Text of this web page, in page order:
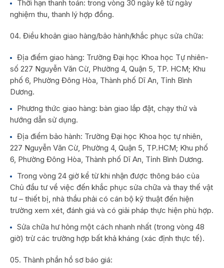
Thời hạn thanh toán: trong vòng 30 ngày kể từ ngày
nghiệm thu, thanh lý hợp đồng.
Điều khoản giao hàng/bảo hành/khắc phục sửa chữa:
Địa điểm giao hàng: Trường Đại học Khoa học Tự nhiên-
số 227 Nguyễn Văn Cừ, Phường 4, Quận 5, TP. HCM; Khu
phố 6, Phường Đông Hòa, Thành phố Dĩ An, Tỉnh Bình
Dương.
Phương thức giao hàng: bàn giao lắp đặt, chạy thử và
hướng dẫn sử dụng.
Địa điểm bảo hành: Trường Đại học Khoa học tự nhiên,
227 Nguyễn Văn Cừ, Phường 4, Quận 5, TP.HCM; Khu phố
6, Phường Đông Hòa, Thành phố Dĩ An, Tỉnh Bình Dương.
Trong vòng 24 giờ kể từ khi nhận được thông báo của
Chủ đầu tư về việc đến khắc phục sửa chữa và thay thế vật
tư – thiết bị, nhà thầu phải có cán bộ kỹ thuật đến hiện
trường xem xét, đánh giá và có giải pháp thực hiện phù hợp.
Sửa chữa hư hỏng một cách nhanh nhất (trong vòng 48
giờ) trừ các trường hợp bất khả kháng (xác định thực tế).
Thành phần hồ sơ báo giá: